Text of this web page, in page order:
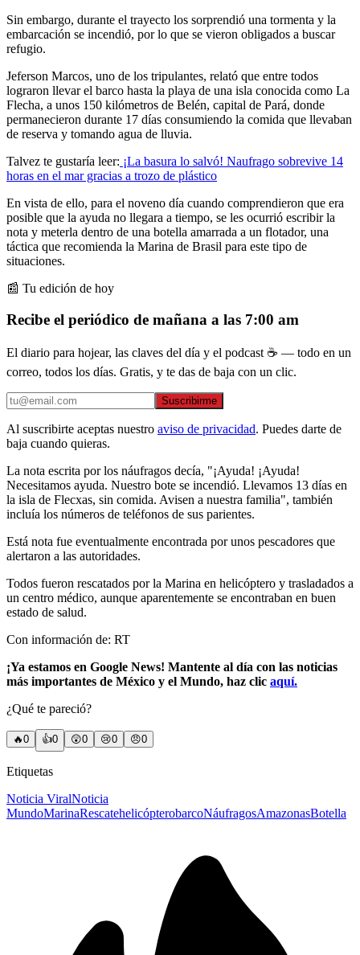
Sin embargo, durante el trayecto los sorprendió una tormenta y la
embarcación se incendió, por lo que se vieron obligados a buscar
refugio.
Jeferson Marcos, uno de los tripulantes, relató que entre todos
lograron llevar el barco hasta la playa de una isla conocida como La
Flecha, a unos 150 kilómetros de Belén, capital de Pará, donde
permanecieron durante 17 días consumiendo la comida que llevaban
de reserva y tomando agua de lluvia.
Talvez te gustaría leer: ¡La basura lo salvó! Naufrago sobrevive 14
horas en el mar gracias a trozo de plástico
En vista de ello, para el noveno día cuando comprendieron que era
posible que la ayuda no llegara a tiempo, se les ocurrió escribir la
nota y meterla dentro de una botella amarrada a un flotador, una
táctica que recomienda la Marina de Brasil para este tipo de
situaciones.
📰 Tu edición de hoy
Recibe el periódico de mañana a las 7:00 am
El diario para hojear, las claves del día y el podcast ☕ — todo en un
correo, todos los días. Gratis, y te das de baja con un clic.
Suscribirme
Al suscribirte aceptas nuestro aviso de privacidad. Puedes darte de
baja cuando quieras.
La nota escrita por los náufragos decía, "¡Ayuda! ¡Ayuda!
Necesitamos ayuda. Nuestro bote se incendió. Llevamos 13 días en
la isla de Flecxas, sin comida. Avisen a nuestra familia", también
incluía los números de teléfonos de sus parientes.
Está nota fue eventualmente encontrada por unos pescadores que
alertaron a las autoridades.
Todos fueron rescatados por la Marina en helicóptero y trasladados a
un centro médico, aunque aparentemente se encontraban en buen
estado de salud.
Con información de: RT
¡Ya estamos en Google News! Mantente al día con las noticias
más importantes de México y el Mundo, haz clic aquí.
¿Qué te pareció?
🔥0 👍0 😲0 😢0 😠0
Etiquetas
Noticia ViralNoticia
MundoMarinaRescatehelicópterobarcoNáufragosAmazonasBotella